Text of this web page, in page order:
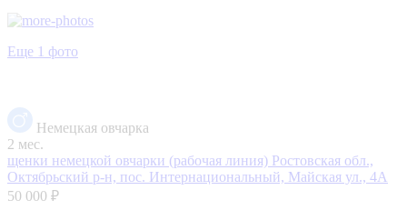
Еще 1 фото
Немецкая овчарка
2 мес.
щенки немецкой овчарки (рабочая линия) Ростовская обл.,
Октябрьский р-н, пос. Интернациональный, Майская ул., 4А
50 000 ₽